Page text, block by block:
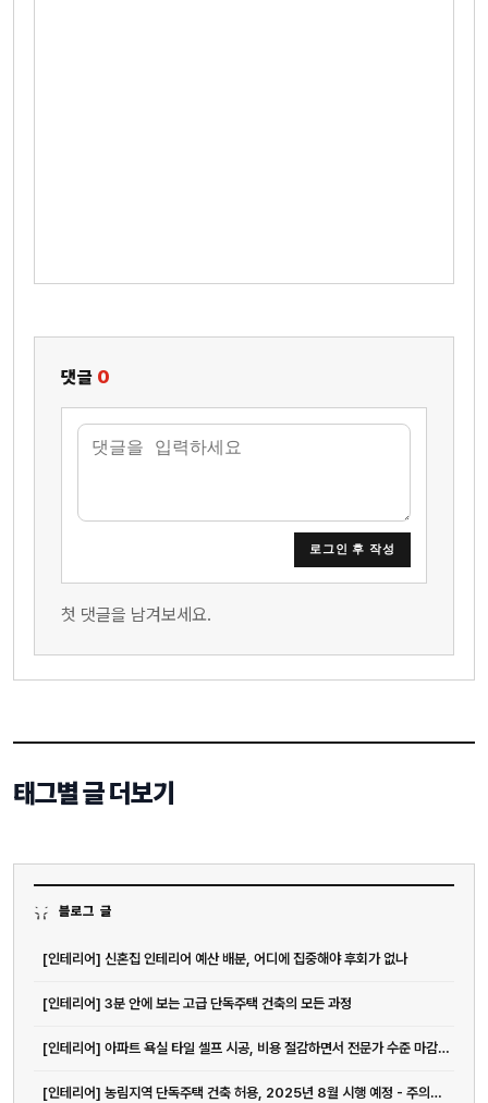
블로그 글
[인테리어] 신혼집 인테리어 예산 배분, 어디에 집중해야 후회가 없나
[인테리어] 3분 안에 보는 고급 단독주택 건축의 모든 과정
[인테리어] 아파트 욕실 타일 셀프 시공, 비용 절감하면서 전문가 수준 마감하는 방법
[인테리어] 농림지역 단독주택 건축 허용, 2025년 8월 시행 예정 - 주의사...
댓글 0
로그인 후 작성
첫 댓글을 남겨보세요.
태그별 글 더보기